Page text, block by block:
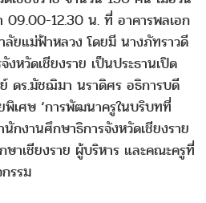
09.00-12.30 น. ที่ อาคารพลเอก
ยแม่ฟ้าหลวง โดยมี นางภัทราวดี
หวัดเชียงราย เป็นประธานเปิด
ดร.มัชฌิมา นราดิศร อธิการบดี
เศษ ‘การพัฒนาครูในบริบทที่
กงานศึกษาธิการจังหวัดเชียงราย
าเชียงราย ผู้บริหาร และคณะครูที่
รรม